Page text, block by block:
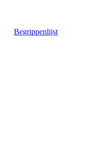
Begrippenlijst